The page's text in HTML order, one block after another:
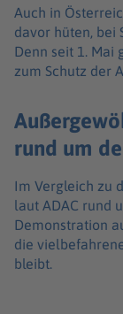
Auch in
davor hüten, bei
Denn seit 1. Mai
zum Schutz der
rund um
Im Vergleich zu
laut ADAC rund
Demonstration
die
bleibt.